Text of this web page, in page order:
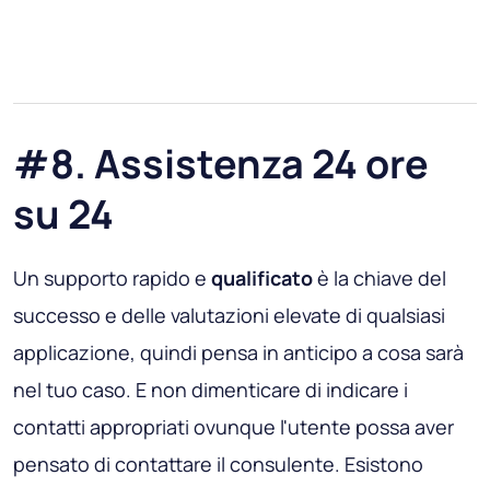
#8. Assistenza 24 ore
su 24
Un supporto rapido e qualificatoè la chiave del
successo e delle valutazioni elevate di qualsiasi
applicazione, quindi pensa in anticipo a cosa sarà
nel tuo caso. E non dimenticare di indicare i
contatti appropriati ovunque l'utente possa aver
pensato di contattare il consulente. Esistono